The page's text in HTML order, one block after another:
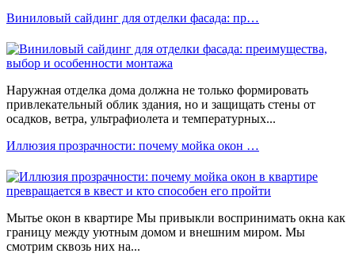
Виниловый сайдинг для отделки фасада: пр…
Наружная отделка дома должна не только формировать
привлекательный облик здания, но и защищать стены от
осадков, ветра, ультрафиолета и температурных...
Иллюзия прозрачности: почему мойка окон …
Мытье окон в квартире Мы привыкли воспринимать окна как
границу между уютным домом и внешним миром. Мы
смотрим сквозь них на...